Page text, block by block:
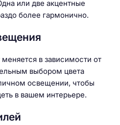
или две акцентные
более гармонично.
в зависимости от
выбором цвета
освещении, чтобы
в вашем интерьере.